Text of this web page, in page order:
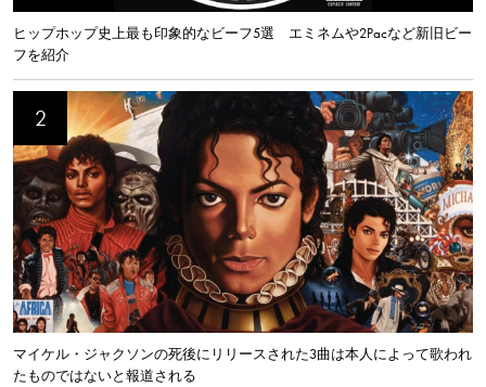
ヒップホップ史上最も印象的なビーフ5選 エミネムや2Pacなど新旧ビー
フを紹介
マイケル・ジャクソンの死後にリリースされた3曲は本人によって歌われ
たものではないと報道される